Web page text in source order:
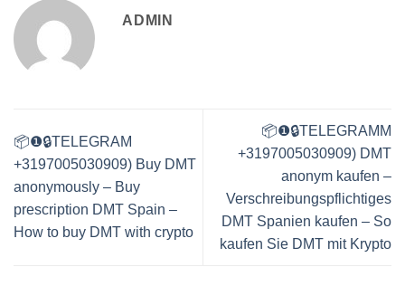
ADMIN
📦❶🔒TELEGRAM
+3197005030909) Buy DMT
anonymously – Buy
prescription DMT Spain –
How to buy DMT with crypto
📦❶🔒TELEGRAMM
+3197005030909) DMT
anonym kaufen –
Verschreibungspflichtiges
DMT Spanien kaufen – So
kaufen Sie DMT mit Krypto